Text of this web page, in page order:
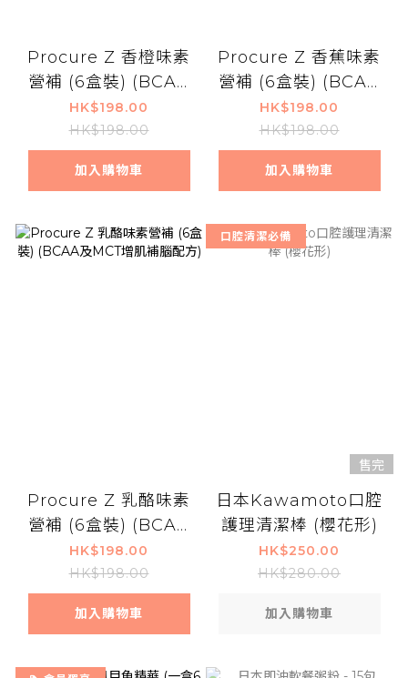
Procure Z 香橙味素
營補 (6盒裝) (BCAA
及MCT增肌補腦配方)
HK$198.00
HK$198.00
加入購物車
Procure Z 香蕉味素
營補 (6盒裝) (BCAA
及MCT增肌補腦配方)
HK$198.00
HK$198.00
加入購物車
Procure Z 乳酪味素
營補 (6盒裝) (BCAA
及MCT增肌補腦配方)
HK$198.00
HK$198.00
加入購物車
口腔清潔必備
售完
日本Kawamoto口腔
護理清潔棒 (櫻花形)
HK$250.00
HK$280.00
加入購物車